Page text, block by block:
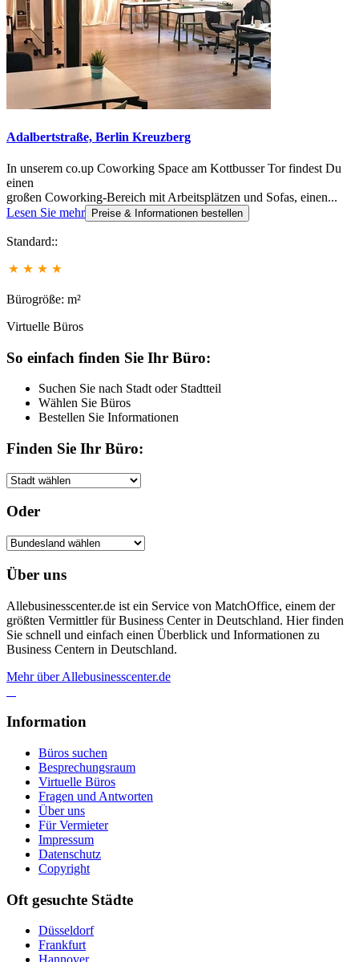
Adalbertstraße, Berlin Kreuzberg
In unserem co.up Coworking Space am Kottbusser Tor findest Du
einen
großen Coworking-Bereich mit Arbeitsplätzen und Sofas, einen...
Lesen Sie mehr
Preise & Informationen bestellen
Standard::
Bürogröße: m²
Virtuelle Büros
So einfach finden Sie Ihr Büro:
Suchen Sie nach Stadt oder Stadtteil
Wählen Sie Büros
Bestellen Sie Informationen
Finden Sie Ihr Büro:
Oder
Über uns
Allebusinesscenter.de ist ein Service von MatchOffice, einem der
größten Vermittler für Business Center in Deutschland. Hier finden
Sie schnell und einfach einen Überblick und Informationen zu
Business Centern in Deutschland.
Mehr über Allebusinesscenter.de
Information
Büros suchen
Besprechungsraum
Virtuelle Büros
Fragen und Antworten
Über uns
Für Vermieter
Impressum
Datenschutz
Copyright
Oft gesuchte Städte
Düsseldorf
Frankfurt